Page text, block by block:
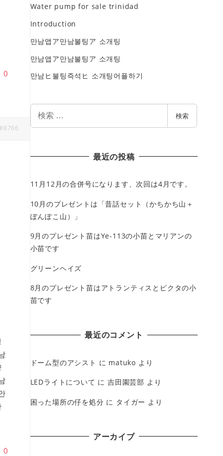
0
0
Water pump for sale trinidad
Introduction
만남앱ア만남불팅ア 소개팅
만남앱ア만남불팅ア 소개팅
만남ヒ불팅즉석ヒ 소개팅어플하기
検索
最近の投稿
11月12月の合併号になります、次回は4月です。
10月のプレゼントは「昔話セット（かちかち山＋
ぽんぽこ山）」
9月のプレゼント苗はYe-113の小苗とマリアンの
小苗です
グリーンヘイズ
8月のプレゼント苗はアトランティスとピクタの小
苗です
最近のコメント
ドーム型のアシスト に matuko より
LEDライトについて に吉田園芸部 より
困った場所の仔を処分 に タイガー より
アーカイブ